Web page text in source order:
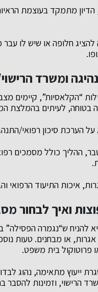
מתמקד בעוצמת
חלופה או שיש לו
ומשרד
“הקלאסיות”, קיימים
בטוחה, לעיתים בהמלצת
הערכת סיכון רפואי/
ההליך כולל מסמכים
איכות התיעוד הרפואי
ואיך לבחור
להניח ש“נגמרה
אגרות, או מבחנים. טעות
פרוטוקול בית משפט.
ייעוץ מתאימה, נהוג
הרישוי, וזמינות להסבר